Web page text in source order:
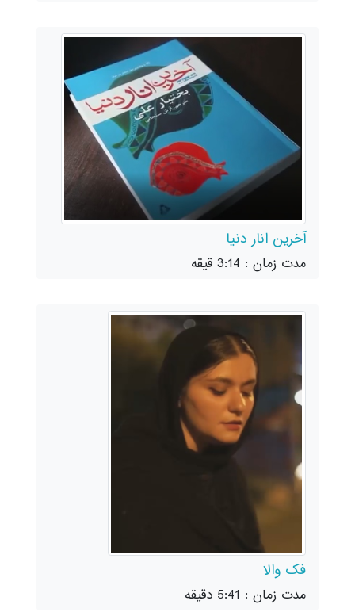
آخرین انار دنیا
مدت زمان : 3:14 قیقه
فک والا
مدت زمان : 5:41 دقیقه